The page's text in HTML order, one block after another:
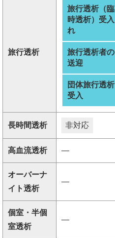
旅行透析
旅行透析（臨
時透析）受入
れ
旅行透析者の
送迎
団体旅行透析
受入
長時間透析 非対応
高血流透析 ―
オーバーナ
イト透析
―
個室・半個
室透析
―